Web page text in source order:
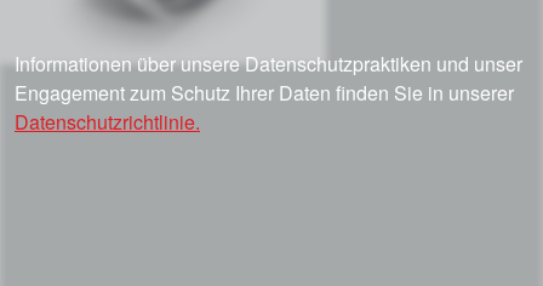
Informationen über unsere Datenschutzpraktiken und unser
Engagement zum Schutz Ihrer Daten finden Sie in unserer
Datenschutzrichtlinie.